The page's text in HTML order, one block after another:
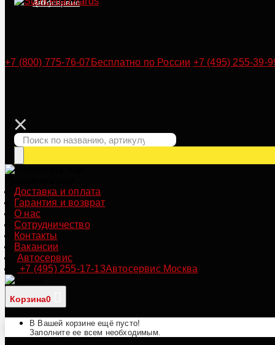
Автосервис
(0)
+7 (800) 775-76-07 Бесплатно по России +7 (495) 255-39-
Доставка и оплата
Гарантия и возврат
О нас
Сотрудничество
Контакты
Вакансии
Автосервис
+7 (495) 255-17-13Автосервис Москва
Корзина0
В Вашей корзине ещё пусто!
Заполните ее всем необходимым.